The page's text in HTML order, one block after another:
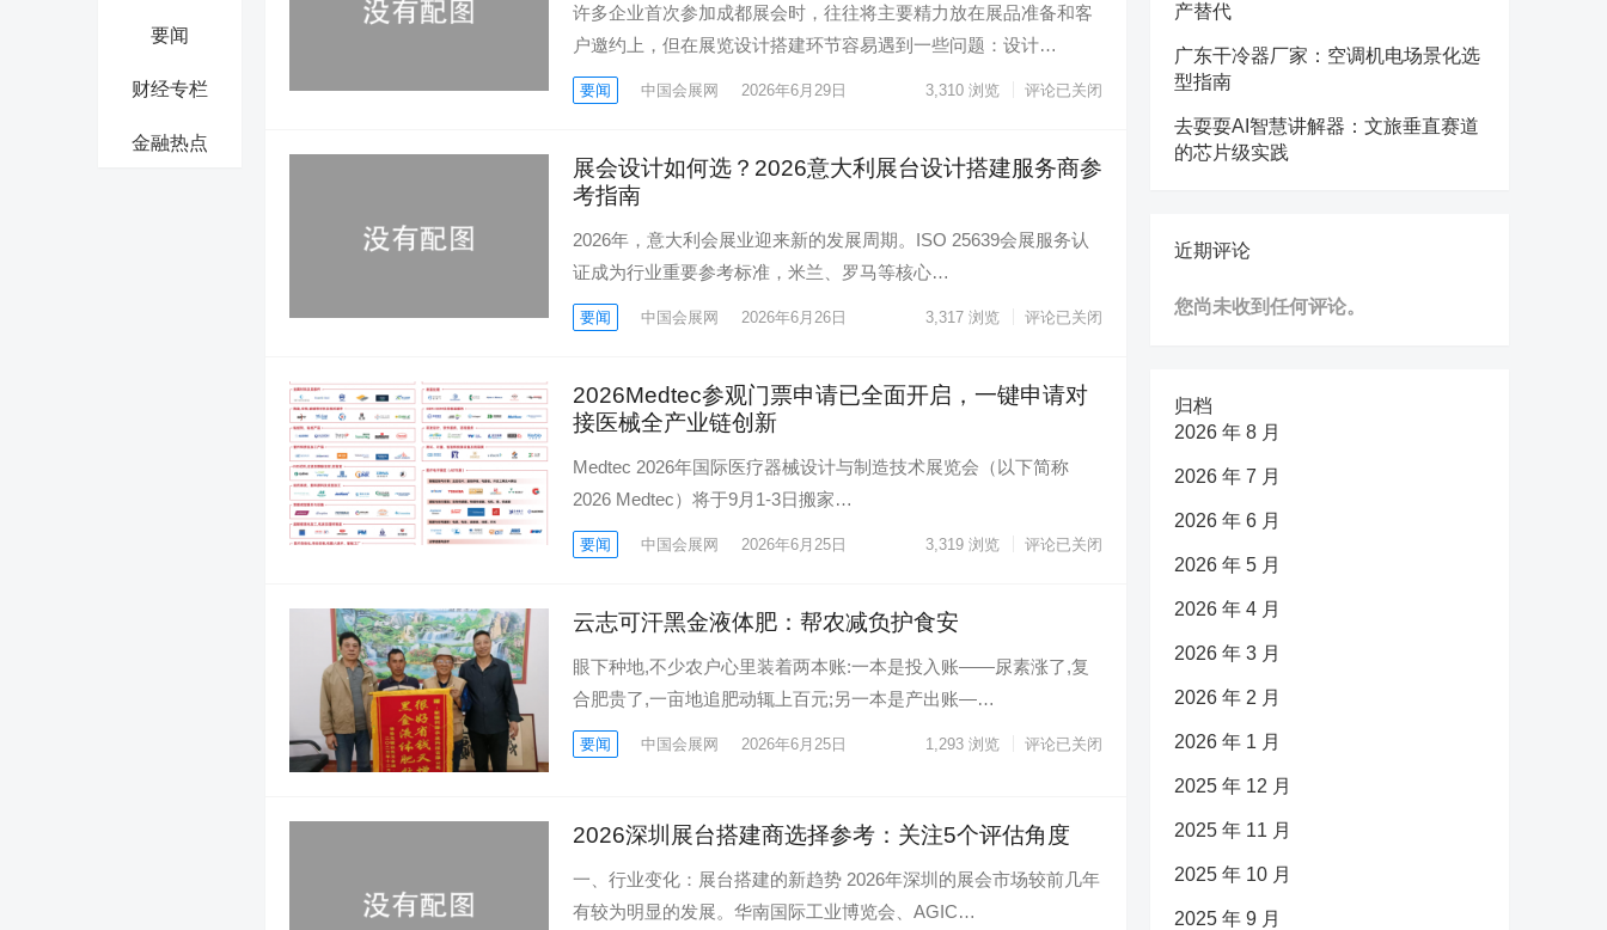
要闻
财经专栏
金融热点
许多企业首次参加成都展会时，往往将主要精力放在展品准备和客
户邀约上，但在展览设计搭建环节容易遇到一些问题：设计…
要闻 中国会展网 2026年6月29日 3,310 浏览 评论已关闭
展会设计如何选？2026意大利展台设计搭建服务商参
考指南
2026年，意大利会展业迎来新的发展周期。ISO 25639会展服务认
证成为行业重要参考标准，米兰、罗马等核心…
要闻 中国会展网 2026年6月26日 3,317 浏览 评论已关闭
2026Medtec参观门票申请已全面开启，一键申请对
接医械全产业链创新
Medtec 2026年国际医疗器械设计与制造技术展览会（以下简称
2026 Medtec）将于9月1-3日搬家…
要闻 中国会展网 2026年6月25日 3,319 浏览 评论已关闭
云志可汗黑金液体肥：帮农减负护食安
眼下种地,不少农户心里装着两本账:一本是投入账——尿素涨了,复
合肥贵了,一亩地追肥动辄上百元;另一本是产出账—…
要闻 中国会展网 2026年6月25日 1,293 浏览 评论已关闭
2026深圳展台搭建商选择参考：关注5个评估角度
一、行业变化：展台搭建的新趋势 2026年深圳的展会市场较前几年
有较为明显的发展。华南国际工业博览会、AGIC…
产替代
广东干冷器厂家：空调机电场景化选
型指南
去耍耍AI智慧讲解器：文旅垂直赛道
的芯片级实践
近期评论
您尚未收到任何评论。
归档
2026 年 8 月
2026 年 7 月
2026 年 6 月
2026 年 5 月
2026 年 4 月
2026 年 3 月
2026 年 2 月
2026 年 1 月
2025 年 12 月
2025 年 11 月
2025 年 10 月
2025 年 9 月